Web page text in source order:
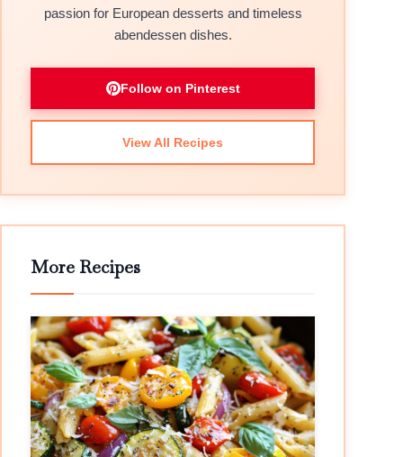
passion for European desserts and timeless
abendessen dishes.
Follow on Pinterest
View All Recipes
More Recipes